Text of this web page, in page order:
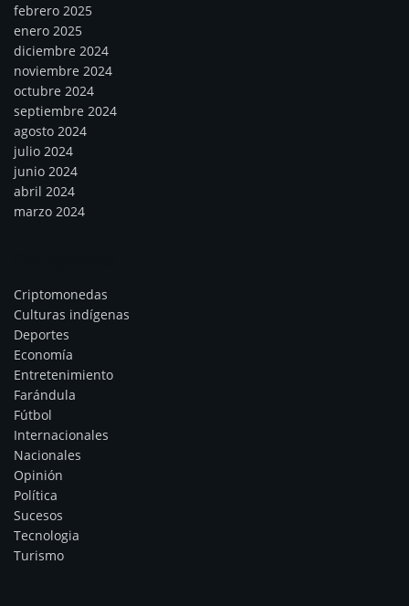
febrero 2025
enero 2025
diciembre 2024
noviembre 2024
octubre 2024
septiembre 2024
agosto 2024
julio 2024
junio 2024
abril 2024
marzo 2024
Criptomonedas
Culturas indígenas
Deportes
Economía
Entretenimiento
Farándula
Fútbol
Internacionales
Nacionales
Opinión
Política
Sucesos
Tecnologia
Turismo